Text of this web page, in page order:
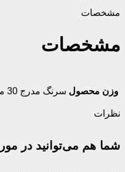
مشخصات
مشخصات
وزن محصول سرنگ مدرج 30 میل
نظرات
شما هم می‌توانید در